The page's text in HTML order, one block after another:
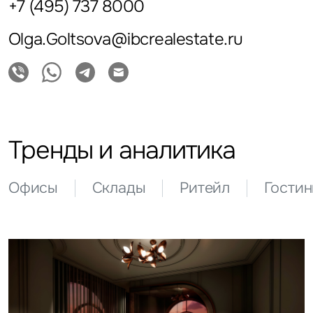
+7 (495) 737 8000
Olga.Goltsova@ibcrealestate.ru
Тренды и аналитика
Офисы Склады Ритейл